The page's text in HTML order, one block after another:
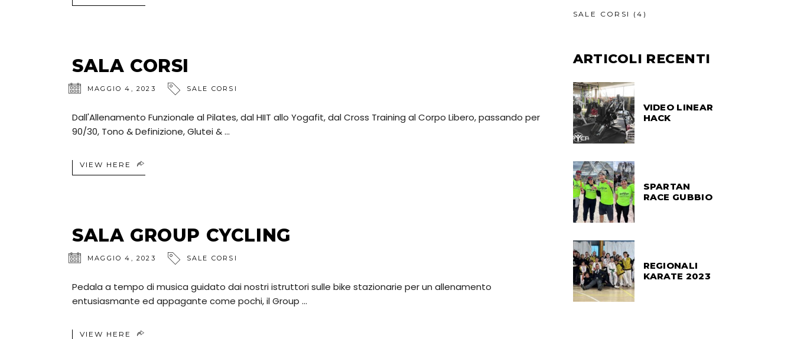
SALA CORSI
MAGGIO 4, 2023 SALE CORSI
Dall'Allenamento Funzionale al Pilates, dal HIIT allo Yogafit, dal Cross Training al Corpo Libero, passando per
90/30, Tono & Definizione, Glutei &
VIEW HERE
SALA GROUP CYCLING
MAGGIO 4, 2023 SALE CORSI
Pedala a tempo di musica guidato dai nostri istruttori sulle bike stazionarie per un allenamento
entusiasmante ed appagante come pochi, il Group
VIEW HERE
SALE CORSI (4)
ARTICOLI RECENTI
VIDEO LINEAR
HACK
SPARTAN
RACE GUBBIO
REGIONALI
KARATE 2023